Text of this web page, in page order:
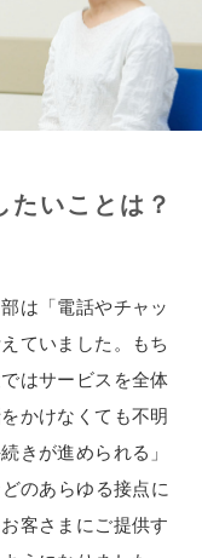
たいことは？
は「電話やチャッ
ていました。もち
はサービスを全体
かけなくても不明
きが進められる」
のあらゆる接点に
客さまにご提供す